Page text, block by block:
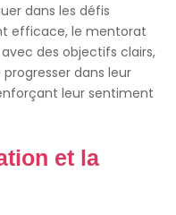
dans les défis
efficace, le mentorat
des objectifs clairs,
dans leur
leur sentiment
et la